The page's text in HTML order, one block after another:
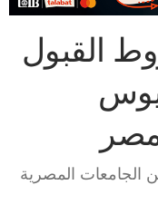
القبول
الجامعات المصرية